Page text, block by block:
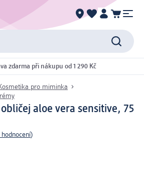
zdarma při nákupu od 1 290 Kč
pro miminka
aloe vera sensitive, 75
hodnocení)